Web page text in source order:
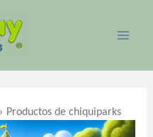
Productos de chiquiparks